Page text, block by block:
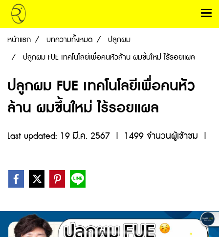
หน้าแรก บทความทั้งหมด
ปลูกผม
ปลูกผม FUE เทคโนโลยีเพื่อคนหัวล้าน ผมขึ้นใหม่ ไร้รอยแผล
ปลูกผม FUE เทคโนโลยีเพื่อคนหัว
ล้าน ผมขึ้นใหม่ ไร้รอยแผล
Last updated: 19 มี.ค. 2567 | 1499 จำนวนผู้เข้าชม |